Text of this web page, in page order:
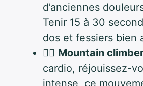
d’anciennes
Tenir 15 à 30
dos et fessiers bien
🏃‍♀️ Mountain
cardio, réjouissez-
intense, ce